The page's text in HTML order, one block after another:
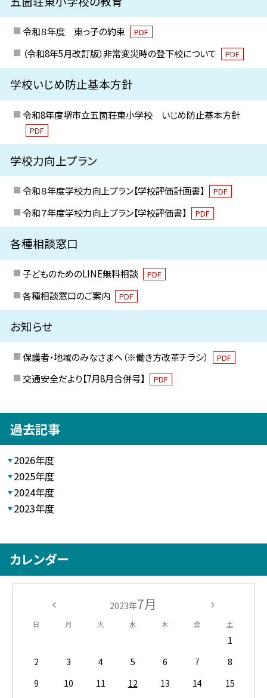
令和８年度 東っ子の約束 PDF
（令和8年5月改訂版）非常変災時の登下校について PDF
学校いじめ防止基本方針
令和8年度堺市立五箇荘東小学校 いじめ防止基本方針
PDF
学校力向上プラン
令和８年度学校力向上プラン【学校評価計画書】 PDF
令和７年度学校力向上プラン【学校評価書】 PDF
各種相談窓口
子どものためのLINE無料相談 PDF
各種相談窓口のご案内 PDF
お知らせ
保護者・地域のみなさまへ（※働き方改革チラシ） PDF
交通安全だより【7月8月合併号】 PDF
過去記事
2026年度
2025年度
2024年度
2023年度
カレンダー
2023年7月
日 月 火 水 木 金 土
1
2
3 4 5 6 7
8
9
10 11 12 13 14
15